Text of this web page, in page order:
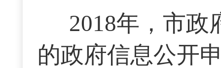
2018年，市政
的政府信息公开